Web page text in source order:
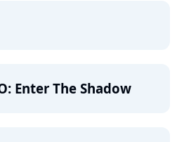
Enter The Shadow